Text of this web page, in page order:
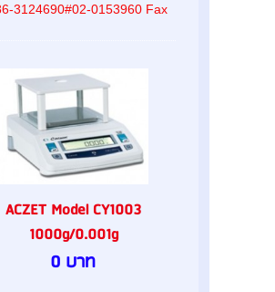
3124690#02-0153960 Fax
ACZET Model CY1003
1000g/0.001g
0 บาท